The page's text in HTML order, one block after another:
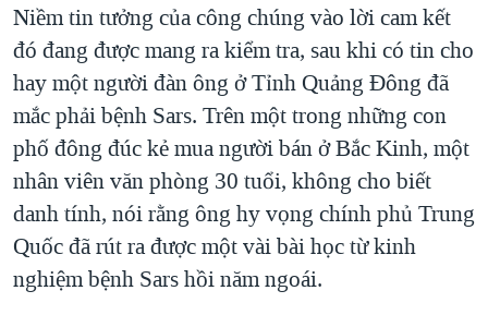
Niềm tin tưởng của công chúng vào lời cam kết
đó đang được mang ra kiểm tra, sau khi có tin cho
hay một người đàn ông ở Tỉnh Quảng Đông đã
mắc phải bệnh Sars. Trên một trong những con
phố đông đúc kẻ mua người bán ở Bắc Kinh, một
nhân viên văn phòng 30 tuổi, không cho biết
danh tính, nói rằng ông hy vọng chính phủ Trung
Quốc đã rút ra được một vài bài học từ kinh
nghiệm bệnh Sars hồi năm ngoái.